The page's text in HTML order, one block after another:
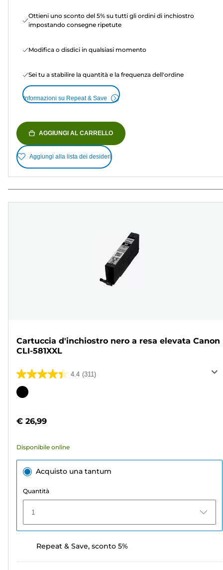
Ottieni uno sconto del 5% su tutti gli ordini di inchiostro
impostando consegne ripetute
Modifica o disdici in qualsiasi momento
Sei tu a stabilire la quantità e la frequenza dell'ordine
Informazioni su Repeat & Save
AGGIUNGI AL CARRELLO
Aggiungi alla lista dei desideri
Cartuccia d'inchiostro nero a resa elevata Canon
CLI-581XXL
4.4 (311)
4.4
su
311
Cartuccia
€ 26,99
Disponibile online
Acquisto una tantum
Quantità
1
Repeat & Save, sconto 5%